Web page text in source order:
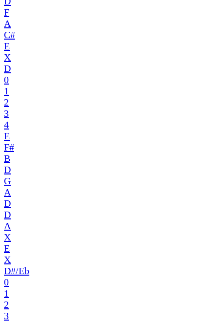
F
A
C#
E
X
D
0
1
2
3
4
E
F#
B
D
G
A
D
D
A
X
E
X
D#/Eb
0
1
2
3